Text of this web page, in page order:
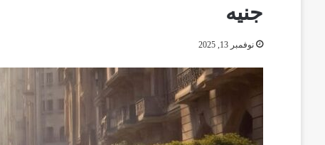
جنيه
نوفمبر 13, 2025